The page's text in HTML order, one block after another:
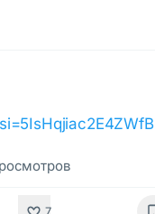
7